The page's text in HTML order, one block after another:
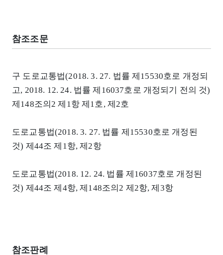
참조조문
구 도로교통법(2018. 3. 27. 법률 제15530호로 개정되
고, 2018. 12. 24. 법률 제16037호로 개정되기 전의 것)
제148조의2 제1항 제1호, 제2호
도로교통법(2018. 3. 27. 법률 제15530호로 개정된
것) 제44조 제1항, 제2항
도로교통법(2018. 12. 24. 법률 제16037호로 개정된
것) 제44조 제4항, 제148조의2 제2항, 제3항
참조판례